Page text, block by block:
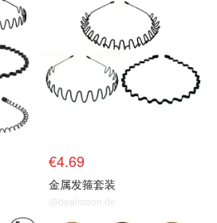
€4.69
金属发箍套装
@dealmoon.de